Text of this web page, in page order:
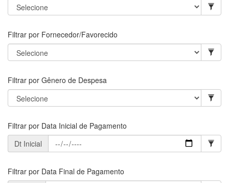
Filtrar por Fornecedor/Favorecido
Filtrar por Gênero de Despesa
Filtrar por Data Inicial de Pagamento
Dt Inicial
Filtrar por Data Final de Pagamento